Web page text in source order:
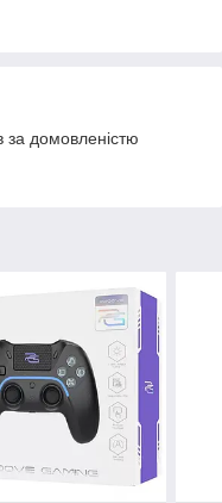
за домовленістю